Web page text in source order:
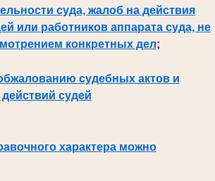
суда, жалоб на действия
или работников аппарата суда, не
конкретных дел;
судебных актов и
судей
характера можно